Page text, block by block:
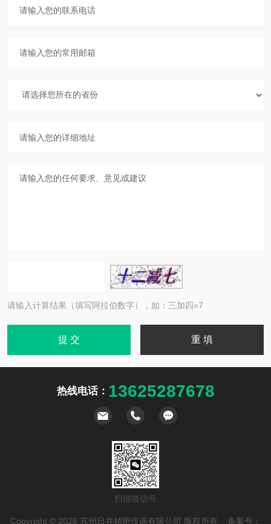
请输入计算结果（填写阿拉伯数字），如：三加四=7
热线电话： 13625287678
扫描微信号
Copyright © 2026 苏州日井精密仪器有限公司 版权所有 备案号：